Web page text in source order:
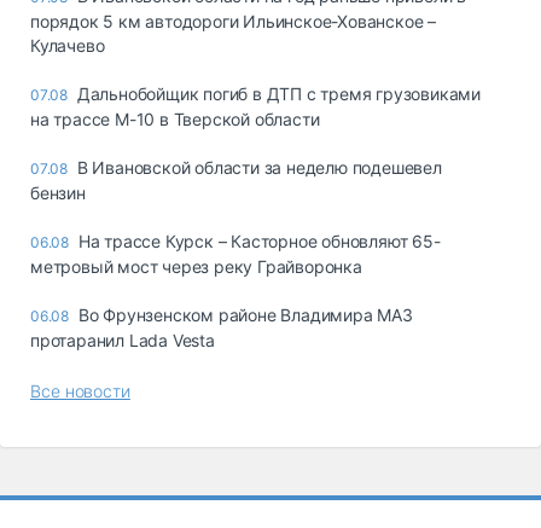
порядок 5 км автодороги Ильинское-Хованское –
Кулачево
07.08 Дальнобойщик погиб в ДТП с тремя грузовиками
на трассе М-10 в Тверской области
07.08 В Ивановской области за неделю подешевел
бензин
06.08 На трассе Курск – Касторное обновляют 65-
метровый мост через реку Грайворонка
06.08 Во Фрунзенском районе Владимира МАЗ
протаранил Lada Vesta
Все новости